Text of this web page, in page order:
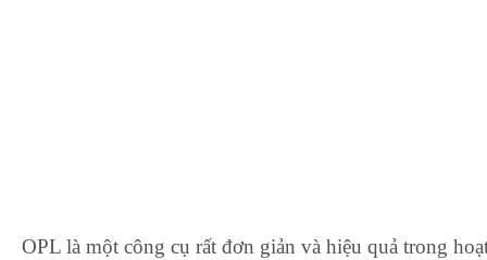
OPL là một công cụ rất đơn giản và hiệu quả trong